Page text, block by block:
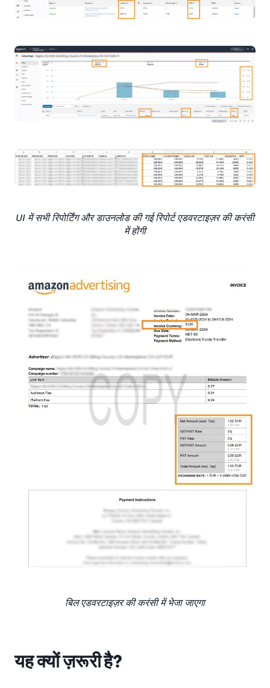
UI में सभी रिपोर्टिंग और डाउनलोड की गई रिपोर्ट एडवरटाइज़र की करंसी
में होंगी
बिल एडवरटाइज़र की करंसी में भेजा जाएगा
यह क्यों ज़रूरी है?